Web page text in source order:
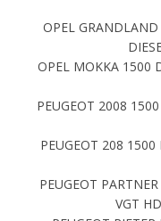
OPEL
OPEL MOKKA 1500
PEUGEOT 2008
PEUGEOT 208 1500
PEUGEOT
VGT